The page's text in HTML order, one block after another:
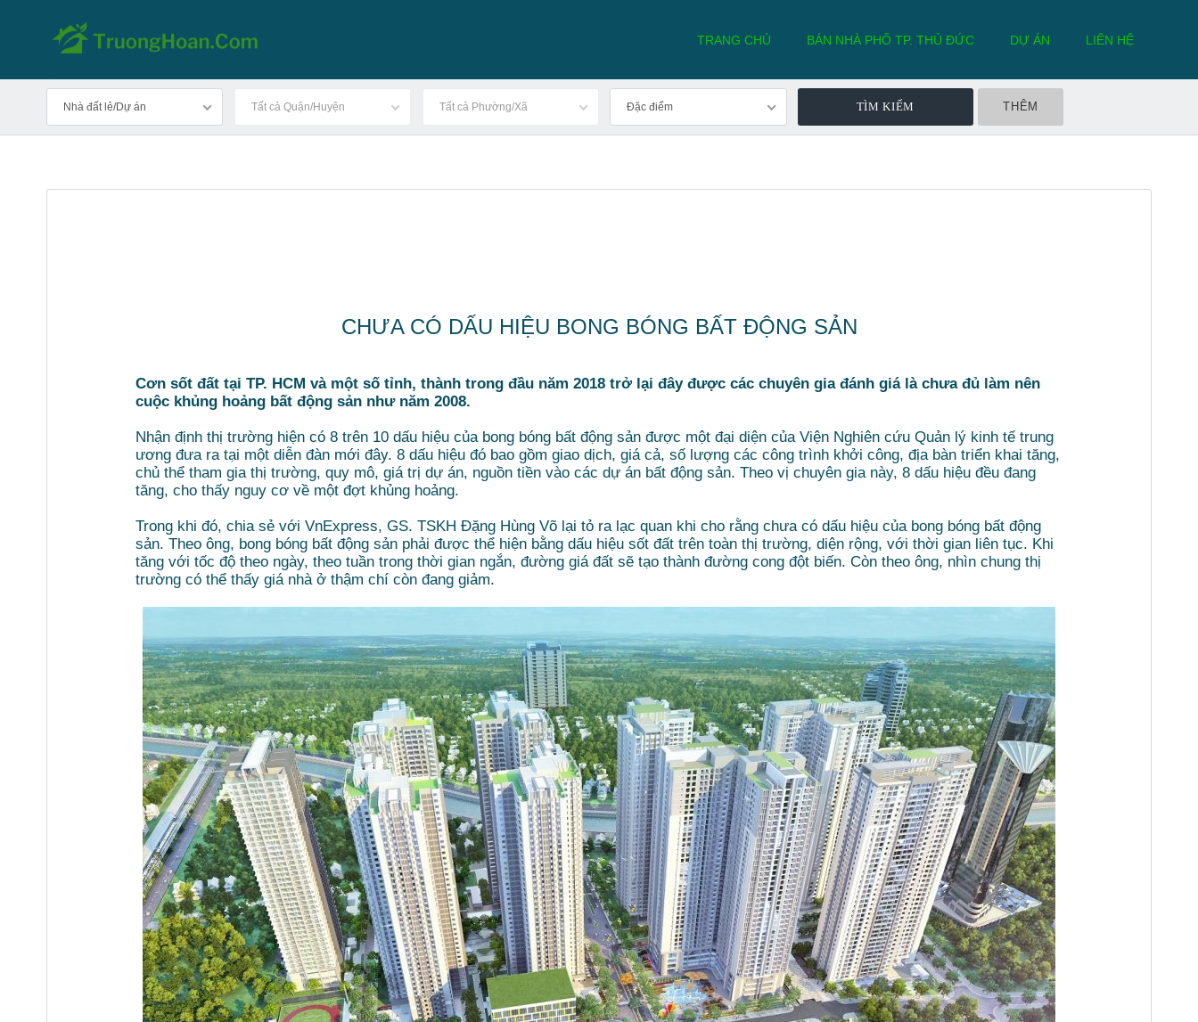
TRANG CHỦ BÁN NHÀ PHỐ TP. THỦ ĐỨC DỰ ÁN LIÊN HỆ
Nhà đất lẻ/Dự án Tất cả Quận/Huyện Tất cả Phường/Xã Đặc điểm THÊM
CHƯA CÓ DẤU HIỆU BONG BÓNG BẤT ĐỘNG SẢN
Cơn sốt đất tại TP. HCM và một số tỉnh, thành trong đầu năm 2018 trở lại đây được các chuyên gia đánh giá là chưa đủ làm nên
cuộc khủng hoảng bất động sản như năm 2008.
Nhận định thị trường hiện có 8 trên 10 dấu hiệu của bong bóng bất động sản được một đại diện của Viện Nghiên cứu Quản lý kinh tế trung
ương đưa ra tại một diễn đàn mới đây. 8 dấu hiệu đó bao gồm giao dịch, giá cả, số lượng các công trình khởi công, địa bàn triển khai tăng,
chủ thể tham gia thị trường, quy mô, giá trị dự án, nguồn tiền vào các dự án bất động sản. Theo vị chuyên gia này, 8 dấu hiệu đều đang
tăng, cho thấy nguy cơ về một đợt khủng hoảng.
Trong khi đó, chia sẻ với VnExpress, GS. TSKH Đặng Hùng Võ lại tỏ ra lạc quan khi cho rằng chưa có dấu hiệu của bong bóng bất động
sản. Theo ông, bong bóng bất động sản phải được thể hiện bằng dấu hiệu sốt đất trên toàn thị trường, diện rộng, với thời gian liên tục. Khi
tăng với tốc độ theo ngày, theo tuần trong thời gian ngắn, đường giá đất sẽ tạo thành đường cong đột biến. Còn theo ông, nhìn chung thị
trường có thể thấy giá nhà ở thậm chí còn đang giảm.